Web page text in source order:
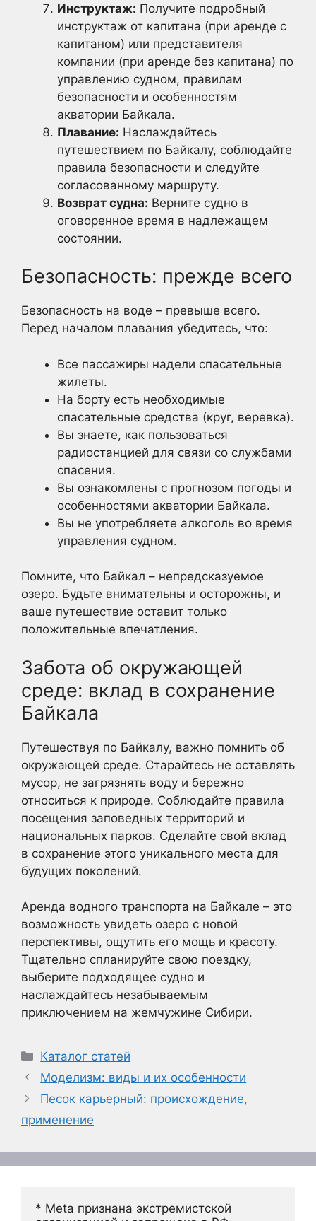
Инструктаж: Получите подробный
инструктаж от капитана (при аренде с
капитаном) или представителя
компании (при аренде без капитана) по
управлению судном, правилам
безопасности и особенностям
акватории Байкала.
Плавание: Наслаждайтесь
путешествием по Байкалу, соблюдайте
правила безопасности и следуйте
согласованному маршруту.
Возврат судна: Верните судно в
оговоренное время в надлежащем
состоянии.
Безопасность: прежде всего
Безопасность на воде – превыше всего.
Перед началом плавания убедитесь, что:
Все пассажиры надели спасательные
жилеты.
На борту есть необходимые
спасательные средства (круг, веревка).
Вы знаете, как пользоваться
радиостанцией для связи со службами
спасения.
Вы ознакомлены с прогнозом погоды и
особенностями акватории Байкала.
Вы не употребляете алкоголь во время
управления судном.
Помните, что Байкал – непредсказуемое
озеро. Будьте внимательны и осторожны, и
ваше путешествие оставит только
положительные впечатления.
Забота об окружающей
среде: вклад в сохранение
Байкала
Путешествуя по Байкалу, важно помнить об
окружающей среде. Старайтесь не оставлять
мусор, не загрязнять воду и бережно
относиться к природе. Соблюдайте правила
посещения заповедных территорий и
национальных парков. Сделайте свой вклад
в сохранение этого уникального места для
будущих поколений.
Аренда водного транспорта на Байкале – это
возможность увидеть озеро с новой
перспективы, ощутить его мощь и красоту.
Тщательно спланируйте свою поездку,
выберите подходящее судно и
наслаждайтесь незабываемым
приключением на жемчужине Сибири.
Рубрики
Каталог статей
Моделизм: виды и их особенности
Песок карьерный: происхождение,
применение
* Meta признана экстремистской